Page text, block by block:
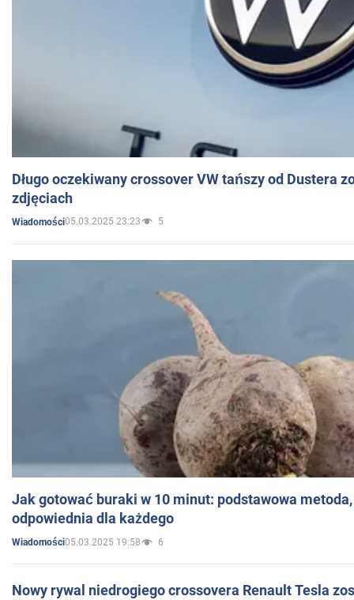
Długo oczekiwany crossover VW tańszy od Dustera
zdjęciach
Wiadomości05.03.2025 23:23 5
Jak gotować buraki w 10 minut: podstawowa
odpowiednia dla każdego
Wiadomości05.03.2025 19:58 6
Nowy rywal niedrogiego crossovera Renault Tesla